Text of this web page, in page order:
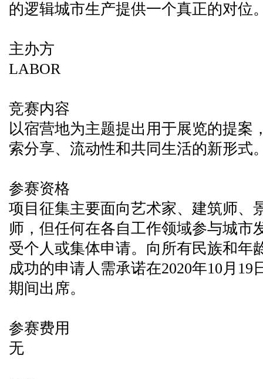
的逻辑城市生产提供一个真正的对位
主办方
LABOR
竞赛内容
以宿营地为主题提出用于展览的提案
索分享、流动性和共同生活的新形式
参赛资格
项目征集主要面向艺术家、建筑师、
师，但任何在各自工作领域参与城市
受个人或集体申请。向所有民族和年
成功的申请人需承诺在2020年10月19
期间出席。
参赛费用
无